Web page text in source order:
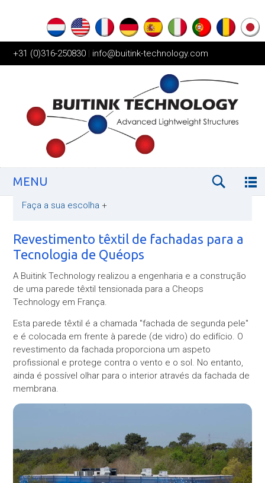
+31 (0)316-250830 | info@buitink-technology.com
MENU
Faça a sua escolha +
Revestimento têxtil de fachadas para a
Tecnologia de Quéops
A Buitink Technology realizou a engenharia e a construção
de uma parede têxtil tensionada para a Cheops
Technology em França.
Esta parede têxtil é a chamada "fachada de segunda pele"
e é colocada em frente à parede (de vidro) do edifício. O
revestimento da fachada proporciona um aspeto
profissional e protege contra o vento e o sol. No entanto,
ainda é possível olhar para o interior através da fachada de
membrana.